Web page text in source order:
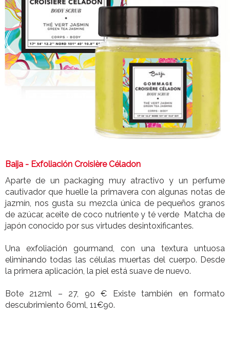
Baija - Exfoliación Croisière Céladon
Aparte de un packaging muy atractivo y un perfume
cautivador que huelle la primavera con algunas notas de
jazmín, nos gusta su mezcla única de pequeños granos
de azúcar, aceite de coco nutriente y té verde Matcha de
japón conocido por sus virtudes desintoxificantes.
Una exfoliación gourmand, con una textura untuosa
eliminando todas las células muertas del cuerpo. Desde
la primera aplicación, la piel está suave de nuevo.
Bote 212ml – 27, 90 € Existe también en formato
descubrimiento 60ml, 11€90.